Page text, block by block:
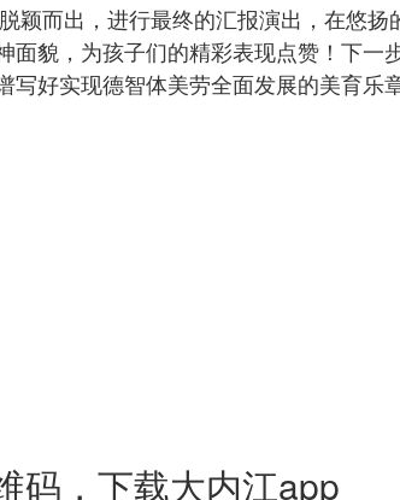
而出，进行最终的汇报演出，在悠
貌，为孩子们的精彩表现点赞！下
好实现德智体美劳全面发展的美育乐章
码，下载大内江app